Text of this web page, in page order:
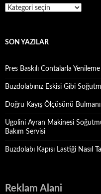
Kategoriler
SON YAZILAR
Pres Baskılı Contalarla
Buzdolabınız Eskisi Gibi
Doğru Kayış Ölçüsünü
Ugolini Ayran Makinesi
Bakım Servisi
Buzdolabı Kapısı Lastiği Nasıl
Reklam Alani